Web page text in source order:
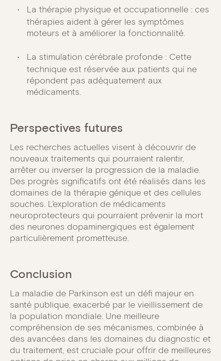
La thérapie physique et occupationnelle : ces
thérapies aident à gérer les symptômes
moteurs et à améliorer la fonctionnalité.
La stimulation cérébrale profonde : Cette
technique est réservée aux patients qui ne
répondent pas adéquatement aux
médicaments.
Perspectives futures
Les recherches actuelles visent à découvrir de
nouveaux traitements qui pourraient ralentir,
arrêter ou inverser la progression de la maladie.
Des progrès significatifs ont été réalisés dans les
domaines de la thérapie génique et des cellules
souches. L’exploration de médicaments
neuroprotecteurs qui pourraient prévenir la mort
des neurones dopaminergiques est également
particulièrement prometteuse.
Conclusion
La maladie de Parkinson est un défi majeur en
santé publique, exacerbé par le vieillissement de
la population mondiale. Une meilleure
compréhension de ses mécanismes, combinée à
des avancées dans les domaines du diagnostic et
du traitement, est cruciale pour offrir de meilleures